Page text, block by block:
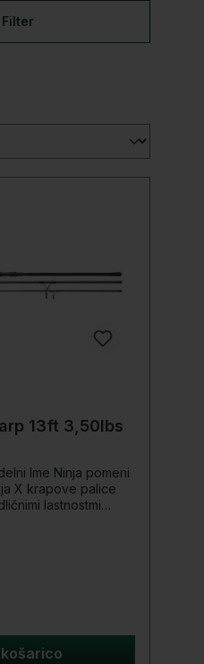
Filter
13ft 3,50lbs
Ime Ninja pomeni
X krapove palice
lastnostmi
o
Over) Kakovosten
za rolo